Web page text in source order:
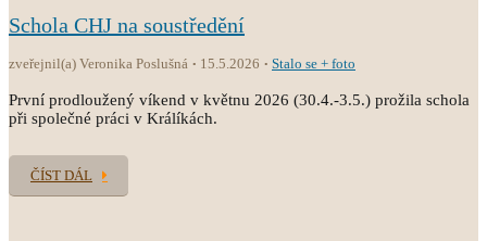
Schola CHJ na soustředění
zveřejnil(a) Veronika Poslušná 15.5.2026 Stalo se + foto
První prodloužený víkend v květnu 2026 (30.4.-3.5.) prožila schola
při společné práci v Králíkách.
ČÍST DÁL